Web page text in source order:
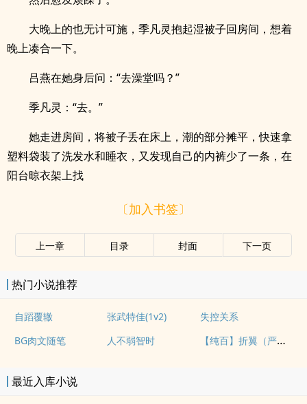
大晚上的也无计可施，季凡灵抱起湿被子回房间，想着
晚上凑合一下。
吕燕在她身后问：“去澡堂吗？”
季凡灵：“去。”
她走进房间，将被子丢在床上，潮的部分摊平，快速拿
塑料袋装了洗发水和睡衣，又发现自己的内裤少了一条，在
阳台晾衣架上找
〔加入书签〕
上一章 目录 封面 下一页
热门小说推荐
自蹈覆辙 张武特佳(1v2)
失控关系
BG肉文随笔
人不弱智时 【纯百】折翼（严厉上司是小鸟）
最近入库小说